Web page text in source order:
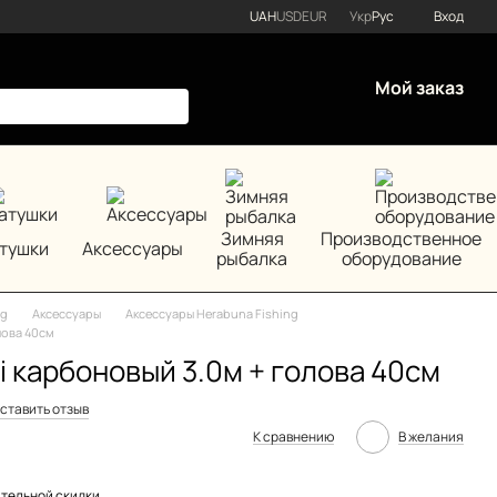
UAHUSDEUR УкрРус Вход
Мой заказ
Аксессуары
Зимняя
рыбалка
Производственное
оборудование
Аксессуары
Аксессуары Herabuna Fishing
40см
3.0м + голова 40см
отзыв
К сравнению
В желания